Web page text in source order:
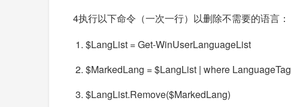
4执行以下命令（一次一行）以删除不需要的语言：
$LangList =Get-WinUserLanguageList
$MarkedLang =$LangList | where LanguageTag
$LangList.Remove($MarkedLang)